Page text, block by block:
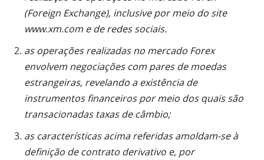
(Foreign Exchange), inclusive por meio do site
www.xm.com e de redes sociais.
as operações realizadas no mercado Forex
envolvem negociações com pares de moedas
estrangeiras, revelando a existência de
instrumentos financeiros por meio dos quais são
transacionadas taxas de câmbio;
as características acima referidas amoldam-se à
definição de contrato derivativo e, por